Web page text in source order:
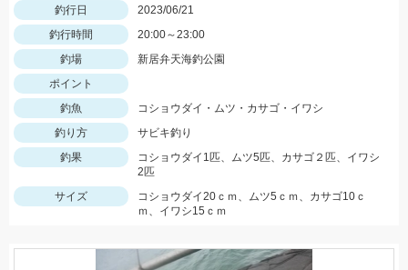
釣行日
2023/06/21
釣行時間
20:00～23:00
釣場
新居弁天海釣公園
ポイント
釣魚
コショウダイ・ムツ・カサゴ・イワシ
釣り方
サビキ釣り
釣果
コショウダイ1匹、ムツ5匹、カサゴ２匹、イワシ
2匹
サイズ
コショウダイ20ｃｍ、ムツ5ｃｍ、カサゴ10ｃ
ｍ、イワシ15ｃｍ